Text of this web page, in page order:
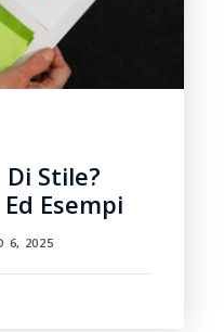
Stile?
Esempi
6, 2025